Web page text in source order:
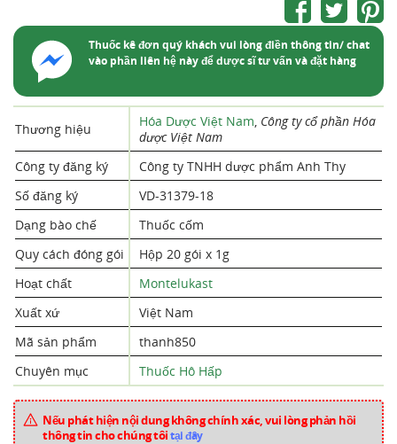
Thuốc kê đơn quý khách vui lòng điền thông tin/ chat
vào phần liên hệ này để dược sĩ tư vấn và đặt hàng
Thương hiệu Hóa Dược Việt Nam, Công ty cổ phần Hóa
dược Việt Nam
Công ty đăng ký
Công ty TNHH dược phẩm Anh Thy
Số đăng ký
VD-31379-18
Dạng bào chế
Thuốc cốm
Quy cách đóng gói
Hộp 20 gói x 1g
Hoạt chất
Montelukast
Xuất xứ
Việt Nam
Mã sản phẩm
thanh850
Chuyên mục
Thuốc Hô Hấp
Nếu phát hiện nội dung không chính xác, vui lòng phản hồi
thông tin cho chúng tôitại đây